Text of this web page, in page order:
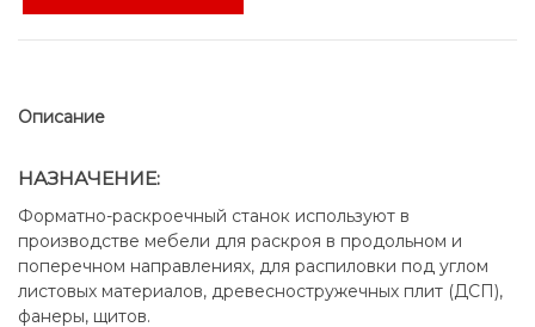
Описание
НАЗНАЧЕНИЕ:
Форматно-раскроечный станок используют в
производстве мебели для раскроя в продольном и
поперечном направлениях, для распиловки под углом
листовых материалов, древесностружечных плит (ДСП),
фанеры, щитов.